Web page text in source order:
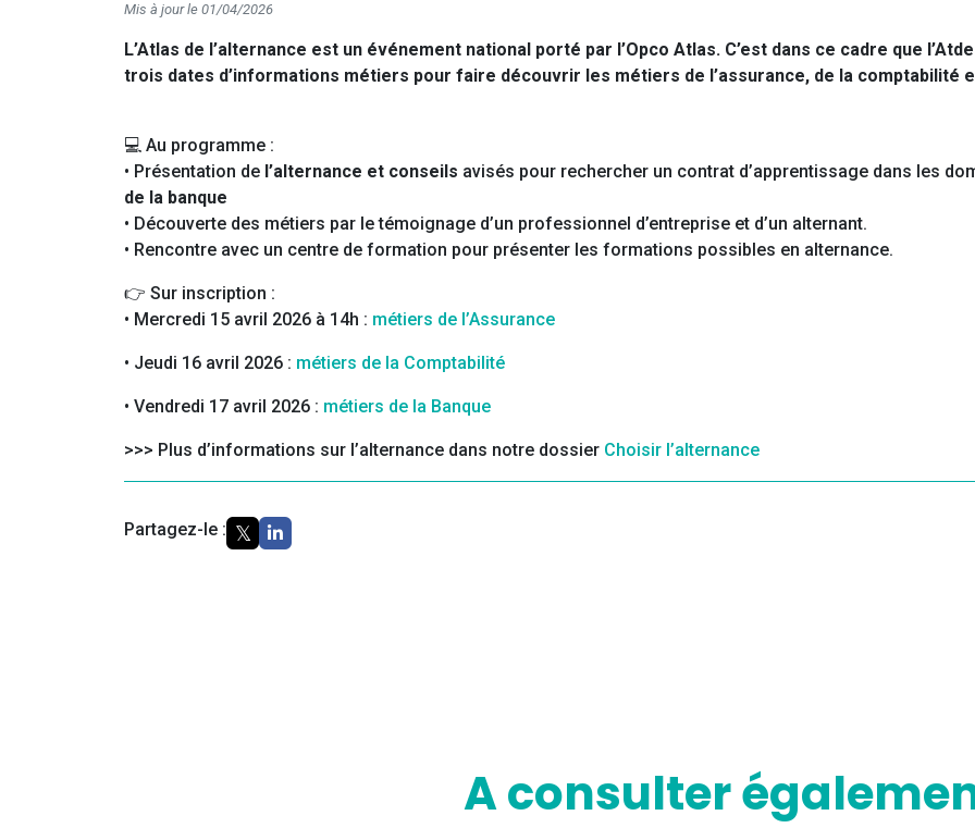
Mis à jour le 01/04/2026
L’Atlas de l’alternance est un événement national porté par l’Opco Atlas. C’est dans ce cadre que
trois dates d’informations métiers pour faire découvrir les métiers de l’assurance, de la comptabilité
💻 Au programme :
• Présentation de l’alternance et conseils avisés pour rechercher un contrat d’apprentissage dans les
de la banque
• Découverte des métiers par le témoignage d’un professionnel d’entreprise et d’un alternant.
• Rencontre avec un centre de formation pour présenter les formations possibles en alternance.
👉 Sur inscription :
• Mercredi 15 avril 2026 à 14h : métiers de l’Assurance
• Jeudi 16 avril 2026 : métiers de la Comptabilité
• Vendredi 17 avril 2026 : métiers de la Banque
>>> Plus d’informations sur l’alternance dans notre dossier Choisir l’alternance
Partagez-le :
A consulter